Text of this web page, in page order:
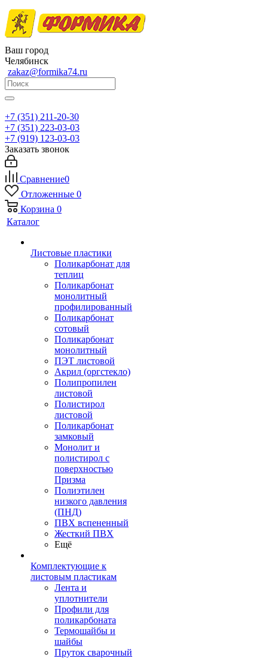
Ваш город
Челябинск
zakaz@formika74.ru
+7 (351) 211-20-30
+7 (351) 223-03-03
+7 (919) 123-03-03
Заказать звонок
Сравнение0
Отложенные 0
Корзина 0
Каталог
Листовые пластики
Поликарбонат для
теплиц
Поликарбонат
монолитный
профилированный
Поликарбонат
сотовый
Поликарбонат
монолитный
ПЭТ листовой
Акрил (оргстекло)
Полипропилен
листовой
Полистирол
листовой
Поликарбонат
замковый
Монолит и
полистирол с
поверхностью
Призма
Полиэтилен
низкого давления
(ПНД)
ПВХ вспененный
Жесткий ПВХ
Ещё
Комплектующие к
листовым пластикам
Лента и
уплотнители
Профили для
поликарбоната
Термошайбы и
шайбы
Пруток сварочный